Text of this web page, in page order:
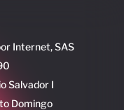
Internet, SAS
Salvador I
Domingo